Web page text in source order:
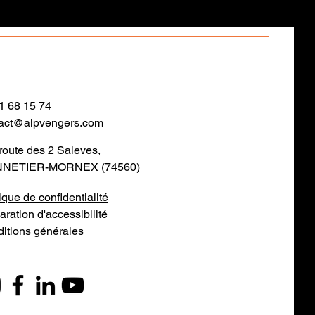
68 15 74
des 2 Saleves,
MORNEX (74560)
de confidentialité
d'accessibilité
générales